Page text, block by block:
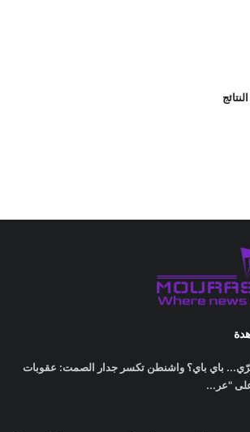
باي باي؟ واشنطن تكسر جدار الصمت: عقوبات
"عر...